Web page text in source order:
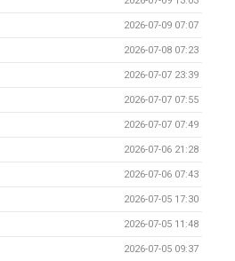
2026-07-09 07:07
2026-07-08 07:23
2026-07-07 23:39
2026-07-07 07:55
2026-07-07 07:49
2026-07-06 21:28
2026-07-06 07:43
2026-07-05 17:30
2026-07-05 11:48
2026-07-05 09:37